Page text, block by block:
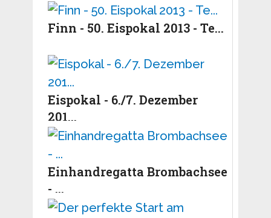
Finn - 50. Eispokal 2013 - Te...
Eispokal - 6./7. Dezember
201...
Einhandregatta Brombachsee
- ...